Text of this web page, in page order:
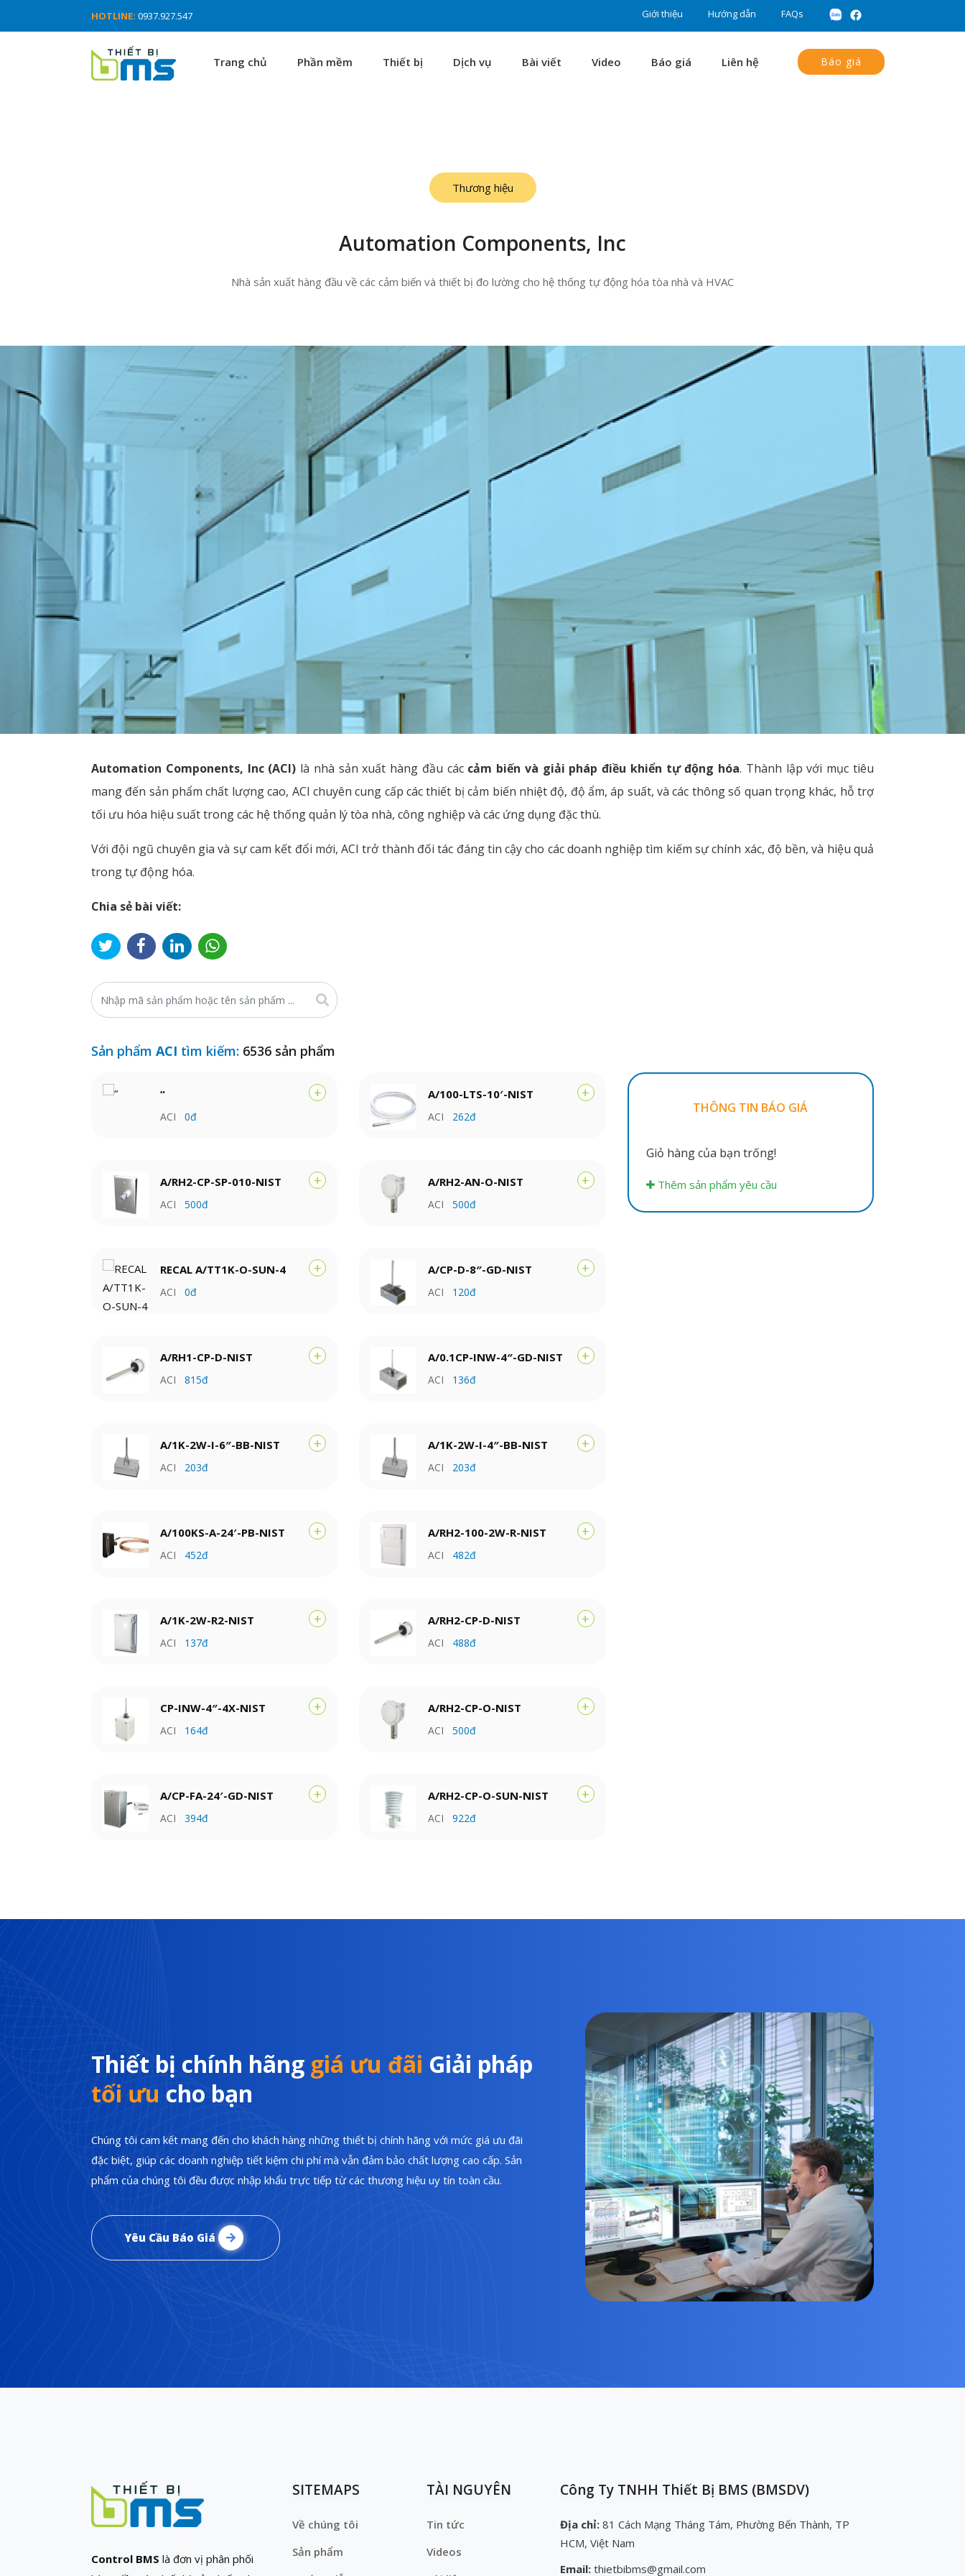
HOTLINE: 0937.927.547 Giới thiệu Hướng dẫn FAQs
Trang chủ Phần mềm Thiết bị Dịch vụ Bài viết Video Báo giá Liên hệ Báo giá
Thương hiệu
Automation Components, Inc
Nhà sản xuất hàng đầu về các cảm biến và thiết bị đo lường cho hệ thống tự động hóa tòa nhà và HVAC
Automation Components, Inc (ACI) là nhà sản xuất hàng đầu các cảm biến và giải pháp điều khiển tự động hóa. Thành lập với mục tiêu
mang đến sản phẩm chất lượng cao, ACI chuyên cung cấp các thiết bị cảm biến nhiệt độ, độ ẩm, áp suất, và các thông số quan trọng khác, hỗ trợ
tối ưu hóa hiệu suất trong các hệ thống quản lý tòa nhà, công nghiệp và các ứng dụng đặc thù.
Với đội ngũ chuyên gia và sự cam kết đổi mới, ACI trở thành đối tác đáng tin cậy cho các doanh nghiệp tìm kiếm sự chính xác, độ bền, và hiệu quả
trong tự động hóa.
Chia sẻ bài viết:
Sản phẩm ACI tìm kiếm: 6536 sản phẩm
“
ACI 0đ
+ A/100-LTS-10′-NIST
ACI 262đ
+
A/RH2-CP-SP-010-NIST
ACI 500đ
+ A/RH2-AN-O-NIST
ACI 500đ
+
RECAL A/TT1K-O-SUN-4
ACI 0đ
+ A/CP-D-8″-GD-NIST
ACI 120đ
+
A/RH1-CP-D-NIST
ACI 815đ
+ A/0.1CP-INW-4″-GD-NIST
ACI 136đ
+
A/1K-2W-I-6″-BB-NIST
ACI 203đ
+ A/1K-2W-I-4″-BB-NIST
ACI 203đ
+
A/100KS-A-24′-PB-NIST
ACI 452đ
+ A/RH2-100-2W-R-NIST
ACI 482đ
+
A/1K-2W-R2-NIST
ACI 137đ
+ A/RH2-CP-D-NIST
ACI 488đ
+
CP-INW-4″-4X-NIST
ACI 164đ
+ A/RH2-CP-O-NIST
ACI 500đ
+
A/CP-FA-24′-GD-NIST
ACI 394đ
+ A/RH2-CP-O-SUN-NIST
ACI 922đ
+
THÔNG TIN BÁO GIÁ
Giỏ hàng của bạn trống!
Thêm sản phẩm yêu cầu
Thiết bị chính hãng giá ưu đãi Giải pháp
tối ưu cho bạn
Chúng tôi cam kết mang đến cho khách hàng những thiết bị chính hãng với mức giá ưu đãi
đặc biệt, giúp các doanh nghiệp tiết kiệm chi phí mà vẫn đảm bảo chất lượng cao cấp. Sản
phẩm của chúng tôi đều được nhập khẩu trực tiếp từ các thương hiệu uy tín toàn cầu.
Yêu Cầu Báo Giá
Control BMS là đơn vị phân phối
SITEMAPS
Về chúng tôi
Sản phẩm
TÀI NGUYÊN
Tin tức
Videos
Công Ty TNHH Thiết Bị BMS (BMSDV)
Địa chỉ: 81 Cách Mạng Tháng Tám, Phường Bến Thành, TP
HCM, Việt Nam
Email: thietbibms@gmail.com